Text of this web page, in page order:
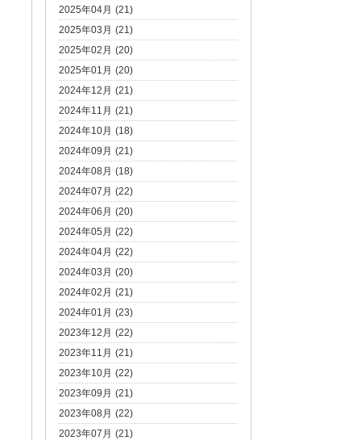
2025年04月 (21)
2025年03月 (21)
2025年02月 (20)
2025年01月 (20)
2024年12月 (21)
2024年11月 (21)
2024年10月 (18)
2024年09月 (21)
2024年08月 (18)
2024年07月 (22)
2024年06月 (20)
2024年05月 (22)
2024年04月 (22)
2024年03月 (20)
2024年02月 (21)
2024年01月 (23)
2023年12月 (22)
2023年11月 (21)
2023年10月 (22)
2023年09月 (21)
2023年08月 (22)
2023年07月 (21)